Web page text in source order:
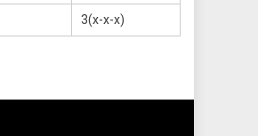
3(x-x-x)